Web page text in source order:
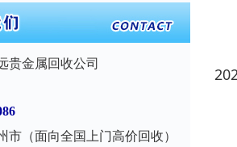
贵金属回收公司
市（面向全国上门高价回收）